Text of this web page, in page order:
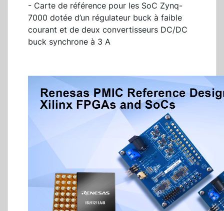
- Carte de référence pour les SoC Zynq-
7000 dotée d’un régulateur buck à faible
courant et de deux convertisseurs DC/DC
buck synchrone à 3 A